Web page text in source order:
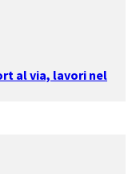
al via, lavori nel